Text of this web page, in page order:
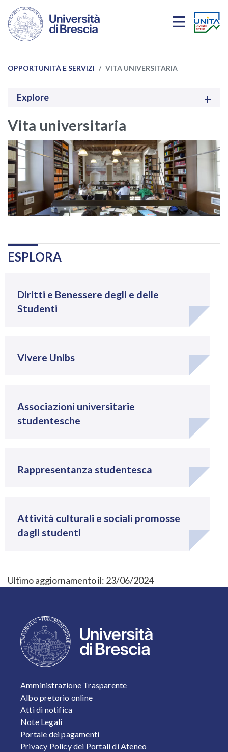
Salta al contenuto principale
OPPORTUNITÀ E SERVIZI VITA UNIVERSITARIA
Explore
Vita universitaria
Navigazione
.ESPLORA
Diritti e Benessere degli e delle
Studenti
Vivere Unibs
Associazioni universitarie
studentesche
Rappresentanza studentesca
Attività culturali e sociali promosse
dagli studenti
Ultimo aggiornamento il: 23/06/2024
FOOTER 1
Amministrazione Trasparente
Albo pretorio online
Atti di notifica
Note Legali
Portale dei pagamenti
Privacy Policy dei Portali di Ateneo